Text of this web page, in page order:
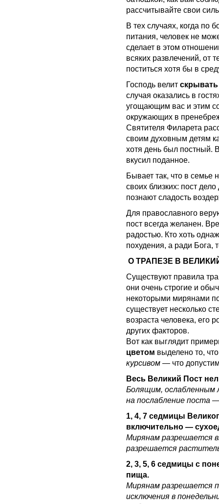
рассчитывайте свои
В тех случаях, когда по
питания, человек не
сделает в этом
всяких развлечений, от
поститься хотя бы в
Господь велит
случая оказались в
угощающим вас и этим
окружающих в
Святителя Филарета
своим духовным детям
хотя день был постный.
вкусил поданное.
Бывает так, что в семье
своих близких: пост
познают сладость
Для православного
пост всегда желанен.
радостью. Кто хоть
похудения, а ради Бога,
О ТРАПЕЗЕ В
Существуют правила
они очень строгие и
некоторыми мирянами
существует несколько
возраста человека, его
других факторов.
Вот как выглядит
цветом выделено то,
курсивом — что
Весь Великий Пост
Болящим, ослабленным
на послабление поста
1, 4, 7 седмицы
включительно —
Мирянам разрешается
разрешается
2, 3, 5, 6 седмицы с
пища.
Мирянам разрешается
исключения в